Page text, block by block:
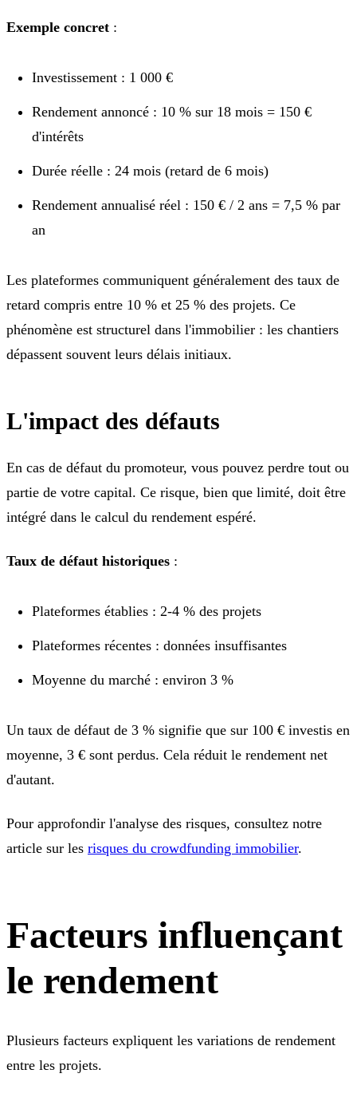
Exemple concret :
Investissement : 1 000 €
Rendement annoncé : 10 % sur 18 mois = 150 €
d'intérêts
Durée réelle : 24 mois (retard de 6 mois)
Rendement annualisé réel : 150 € / 2 ans = 7,5 % par
an
Les plateformes communiquent généralement des taux de
retard compris entre 10 % et 25 % des projets. Ce
phénomène est structurel dans l'immobilier : les chantiers
dépassent souvent leurs délais initiaux.
L'impact des défauts
En cas de défaut du promoteur, vous pouvez perdre tout ou
partie de votre capital. Ce risque, bien que limité, doit être
intégré dans le calcul du rendement espéré.
Taux de défaut historiques :
Plateformes établies : 2-4 % des projets
Plateformes récentes : données insuffisantes
Moyenne du marché : environ 3 %
Un taux de défaut de 3 % signifie que sur 100 € investis en
moyenne, 3 € sont perdus. Cela réduit le rendement net
d'autant.
Pour approfondir l'analyse des risques, consultez notre
article sur les risques du crowdfunding immobilier.
Facteurs influençant
le rendement
Plusieurs facteurs expliquent les variations de rendement
entre les projets.